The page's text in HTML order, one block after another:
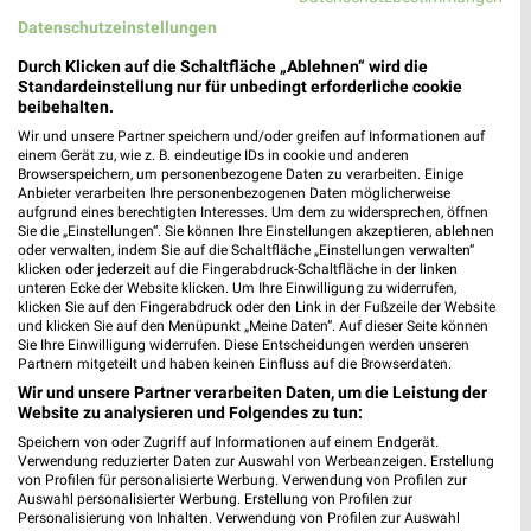
20,3 km
Trendbonus
Noch morgen gültig
5,4 km
Spare bis zu 70%
Gültig bis Sa. 15.08.
JYSK ROLLER
Datenschutzeinstellungen
Durch Klicken auf die Schaltfläche „Ablehnen“ wird die
Standardeinstellung nur für unbedingt erforderliche cookie
beibehalten.
Wir und unsere Partner speichern und/oder greifen auf Informationen auf
einem Gerät zu, wie z. B. eindeutige IDs in cookie und anderen
Browserspeichern, um personenbezogene Daten zu verarbeiten. Einige
Anbieter verarbeiten Ihre personenbezogenen Daten möglicherweise
aufgrund eines berechtigten Interesses. Um dem zu widersprechen, öffnen
Sie die „Einstellungen“. Sie können Ihre Einstellungen akzeptieren, ablehnen
oder verwalten, indem Sie auf die Schaltfläche „Einstellungen verwalten“
klicken oder jederzeit auf die Fingerabdruck-Schaltfläche in der linken
unteren Ecke der Website klicken. Um Ihre Einwilligung zu widerrufen,
klicken Sie auf den Fingerabdruck oder den Link in der Fußzeile der Website
und klicken Sie auf den Menüpunkt „Meine Daten“. Auf dieser Seite können
Sie Ihre Einwilligung widerrufen. Diese Entscheidungen werden unseren
Partnern mitgeteilt und haben keinen Einfluss auf die Browserdaten.
Wir und unsere Partner verarbeiten Daten, um die Leistung der
Website zu analysieren und Folgendes zu tun:
Speichern von oder Zugriff auf Informationen auf einem Endgerät.
Verwendung reduzierter Daten zur Auswahl von Werbeanzeigen. Erstellung
von Profilen für personalisierte Werbung. Verwendung von Profilen zur
Auswahl personalisierter Werbung. Erstellung von Profilen zur
Personalisierung von Inhalten. Verwendung von Profilen zur Auswahl